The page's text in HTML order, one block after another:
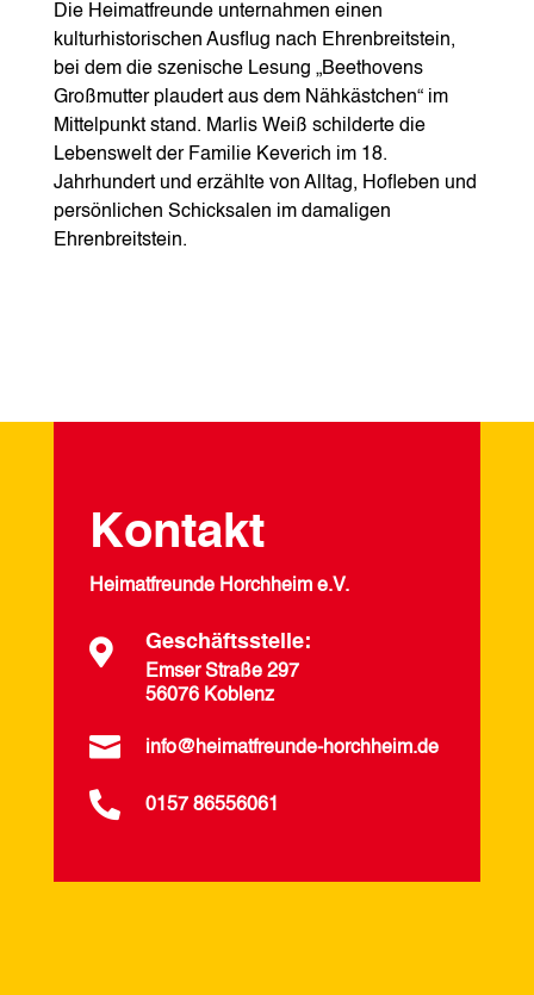
Die Heimatfreunde unternahmen einen
kulturhistorischen Ausflug nach Ehrenbreitstein,
bei dem die szenische Lesung „Beethovens
Großmutter plaudert aus dem Nähkästchen“ im
Mittelpunkt stand. Marlis Weiß schilderte die
Lebenswelt der Familie Keverich im 18.
Jahrhundert und erzählte von Alltag, Hofleben und
persönlichen Schicksalen im damaligen
Ehrenbreitstein.
Kontakt
Heimatfreunde Horchheim e.V.
 Geschäftsstelle:
Emser Straße 297
56076 Koblenz
 info@heimatfreunde-horchheim.de
 0157 86556061